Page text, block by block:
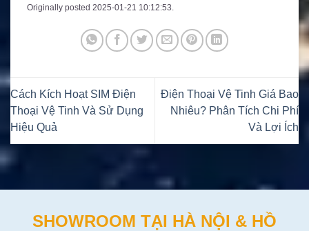
Originally posted 2025-01-21 10:12:53.
Cách Kích Hoạt SIM Điện
Thoại Vệ Tinh Và Sử Dụng
Hiệu Quả
Điện Thoại Vệ Tinh Giá Bao
Nhiêu? Phân Tích Chi Phí
Và Lợi Ích
SHOWROOM TẠI HÀ NỘI & HỒ